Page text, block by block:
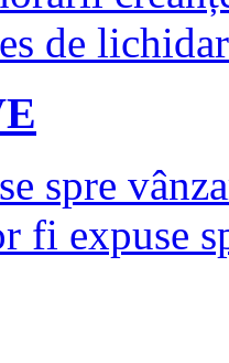
de
spre
fi expuse